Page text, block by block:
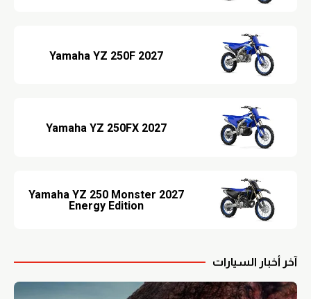
2027 Yamaha YZ 250F
2027 Yamaha YZ 250FX
2027 Yamaha YZ 250 Monster
Energy Edition
آخر أخبار السيارات